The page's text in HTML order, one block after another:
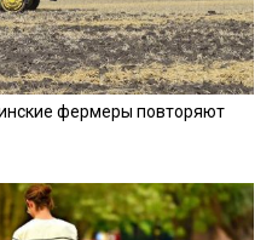
фермеры повторяют